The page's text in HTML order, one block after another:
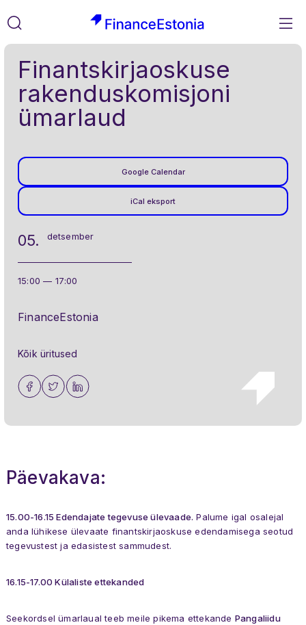
Liigu
sisusse
05. detsember
15:00 — 17:00
FinanceEstonia
Finantskirjaoskuse
rakenduskomisjoni
ümarlaud
Google Calendar
iCal eksport
Kõik üritused
Päevakava:
15.00-16.15 Edendajate tegevuse ülevaade. Palume igal osalejal
anda lühikese ülevaate finantskirjaoskuse edendamisega seotud
tegevustest ja edasistest sammudest.
16.15-17.00 Külaliste ettekanded
Seekordsel ümarlaual teeb meile pikema ettekande Pangaliidu